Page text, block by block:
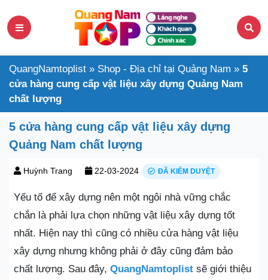
QuangNamtoplist » Shop - Địa chỉ tại Quảng Nam » 5
cửa hàng cung cấp vật liệu xây dựng Quảng Nam
chất lượng
5 cửa hàng cung cấp vật liệu xây dựng
Quảng Nam chất lượng
Huỳnh Trang 22-03-2024 ĐÃ KIỂM DUYỆT
Yếu tố để xây dựng nên một ngôi nhà vững chắc
chắn là phải lựa chọn những vật liệu xây dựng tốt
nhất. Hiện nay thì cũng có nhiều cửa hàng vật liệu
xây dựng nhưng không phải ở đây cũng đảm bảo
chất lượng. Sau đây, QuangNamtoplist sẽ giới thiệu